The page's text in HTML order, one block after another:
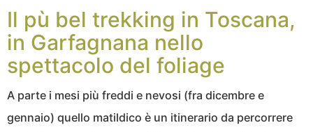
Il pù bel trekking in Toscana,
in Garfagnana nello
spettacolo del foliage
A parte i mesi più freddi e nevosi (fra dicembre e
gennaio) quello matildico è un itinerario da percorrere